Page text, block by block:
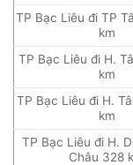
TP Bạc Liêu đi TP
km
TP Bạc Liêu đi H.
km
TP Bạc Liêu đi H.
km
TP Bạc Liêu đi H.
Châu 328